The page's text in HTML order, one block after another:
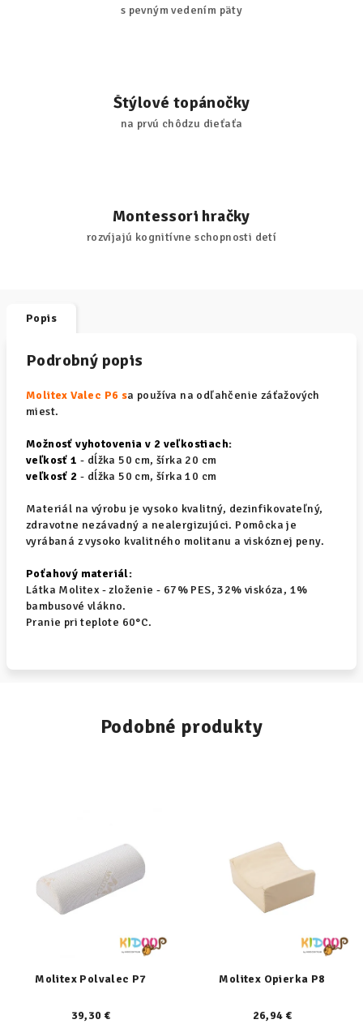
s pevným vedením päty
Štýlové topánočky
na prvú chôdzu dieťaťa
Montessori hračky
rozvíjajú kognitívne schopnosti detí
Popis
Podrobný popis
Molitex Valec P6 sa používa na odľahčenie záťažových
miest.
Možnosť vyhotovenia v 2 veľkostiach:
veľkosť 1 - dĺžka 50 cm, šírka 20 cm
veľkosť 2 - dĺžka 50 cm, šírka 10 cm
Materiál na výrobu je vysoko kvalitný, dezinfikovateľný,
zdravotne nezávadný a nealergizujúci. Pomôcka je
vyrábaná z vysoko kvalitného molitanu a viskóznej peny.
Poťahový materiál:
Látka Molitex - zloženie - 67% PES, 32% viskóza, 1%
bambusové vlákno.
Pranie pri teplote 60°C.
Podobné produkty
Molitex Polvalec P7
39,30 €
Molitex Opierka P8
26,94 €